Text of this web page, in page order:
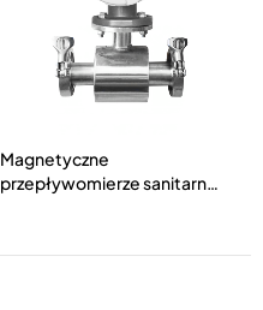
Magnetyczne
przepływomierze sanitarne